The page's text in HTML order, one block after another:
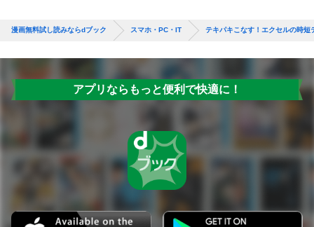
漫画無料試し読みならdブック スマホ・PC・IT テキパキこなす！エクセルの時短
アプリならもっと便利で快適に！